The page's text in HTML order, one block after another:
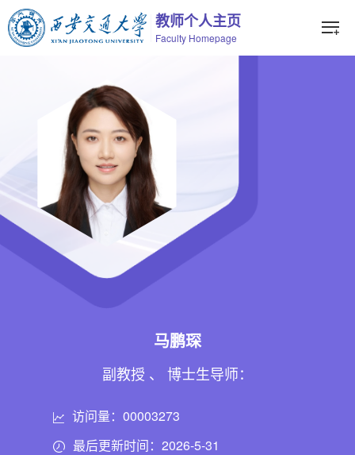
教师个人主页
Faculty Homepage
马鹏琛
副教授 、 博士生导师：
访问量：00003273
最后更新时间：2026-5-31